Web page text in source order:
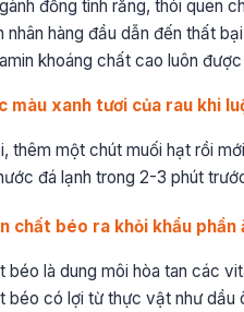
đồng tình rằng, thói quen
hàng đầu dẫn đến thất
khoáng chất cao luôn
màu xanh tươi của rau khi
thêm một chút muối hạt rồi
đá lạnh trong 2-3 phút
chất béo ra khỏi khẩu phần
béo là dung môi hòa tan các
có lợi từ thực vật như dầu